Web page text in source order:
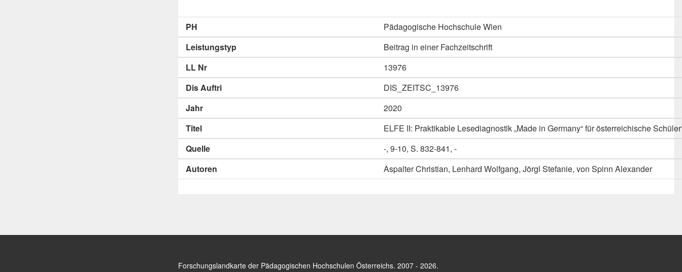
PH
Pädagogische Hochschule Wien
Leistungstyp
Beitrag in einer Fachzeitschrift
LL Nr
13976
Dis Auftri
DIS_ZEITSC_13976
Jahr
2020
Titel
ELFE II: Praktikable Lesediagnostik „Made in Germany“ für österreichische
Quelle
-, 9-10, S. 832-841, -
Autoren
Aspalter Christian, Lenhard Wolfgang, Jörgl Stefanie, von Spinn Alexander
Forschungslandkarte der Pädagogischen Hochschulen Österreichs. 2007 - 2026.